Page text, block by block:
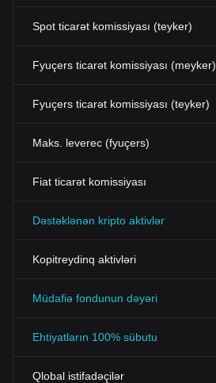
Spot ticarət komissiyası (teyker)
Fyuçers ticarət komissiyası (meyker)
Fyuçers ticarət komissiyası (teyker)
Maks. leverec (fyuçers)
Fiat ticarət komissiyası
Dəstəklənən kripto aktivlər
Kopitreydinq aktivləri
Müdafiə fondunun dəyəri
Ehtiyatların 100% sübutu
Qlobal istifadəçilər